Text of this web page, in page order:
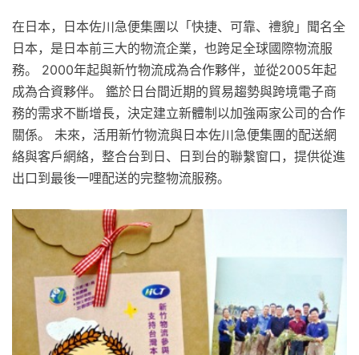
在日本，日本佐川急便集團以「快捷、可靠、禮貌」聞名全
日本，是日本前三大的物流企業，也跨足全球國際物流服
務。 2000年起與新竹物流成為合作夥伴，並從2005年起
成為合資夥伴。 鑑於日台間近期的貿易趨勢與跨境電子商
務的需求不斷增長，決定建立新體制以加強兩家公司的合作
關係。 未來，活用新竹物流與日本佐川急便集團的配送網
絡與客戶網絡，整合台到日、日到台的聯繫窗口，提供從進
出口到最後一哩配送的完整物流服務。